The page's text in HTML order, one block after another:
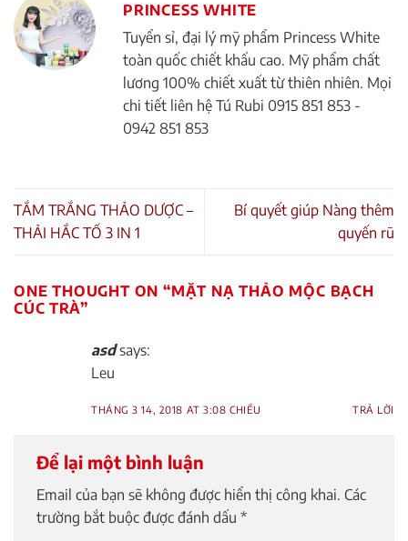
PRINCESS WHITE
Tuyển sỉ, đại lý mỹ phẩm Princess White
toàn quốc chiết khấu cao. Mỹ phẩm chất
lương 100% chiết xuất từ thiên nhiên. Mọi
chi tiết liên hệ Tú Rubi 0915 851 853 -
0942 851 853
TẮM TRẮNG THẢO DƯỢC –
THẢI HẮC TỐ 3 IN 1
Bí quyết giúp Nàng thêm
quyến rũ
ONE THOUGHT ON “MẶT NẠ THẢO MỘC BẠCH
CÚC TRÀ”
asd says:
Leu
THÁNG 3 14, 2018 AT 3:08 CHIỀU TRẢ LỜI
Để lại một bình luận
Email của bạn sẽ không được hiển thị công khai. Các
trường bắt buộc được đánh dấu *